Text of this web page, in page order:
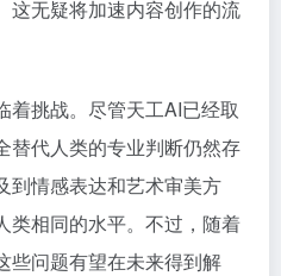
这无疑将加速内容创作的流
着挑战。尽管天工AI已经取
替代人类的专业判断仍然存
到情感表达和艺术审美方
类相同的水平。不过，随着
些问题有望在未来得到解